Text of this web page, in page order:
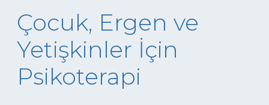
Çocuk, Ergen ve
Yetişkinler İçin
Psikoterapi